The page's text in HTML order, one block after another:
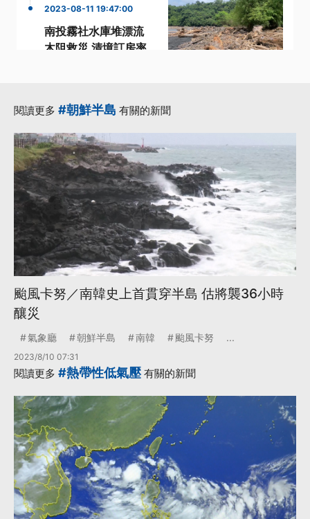
2023-08-11 19:47:00
南投霧社水庫堆漂流
木阻救災 清境訂房率
閱讀更多 #朝鮮半島 有關的新聞
颱風卡努／南韓史上首貫穿半島 估將襲36小時
釀災
氣象廳 朝鮮半島 南韓 颱風卡努 ...
2023/8/10 07:31
閱讀更多 #熱帶性低氣壓 有關的新聞